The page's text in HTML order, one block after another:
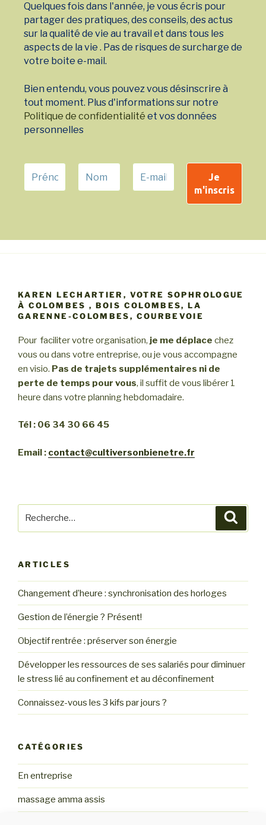
Quelques fois dans l'année, je vous écris pour
partager des pratiques, des conseils, des actus
sur la qualité de vie au travail et dans tous les
aspects de la vie . Pas de risques de surcharge de
votre boite e-mail.
Bien entendu, vous pouvez vous désinscrire à
tout moment. Plus d'informations sur notre
Politique de confidentialité et vos données
personnelles
KAREN LECHARTIER, VOTRE SOPHROLOGUE
À COLOMBES , BOIS COLOMBES, LA
GARENNE-COLOMBES, COURBEVOIE
Pour faciliter votre organisation, je me déplace chez
vous ou dans votre entreprise, ou je vous accompagne
en visio. Pas de trajets supplémentaires ni de
perte de temps pour vous, il suffit de vous libérer 1
heure dans votre planning hebdomadaire.
Tél : 06 34 30 66 45
Email : contact@cultiversonbienetre.fr
ARTICLES
Changement d’heure : synchronisation des horloges
Gestion de l’énergie ? Présent!
Objectif rentrée : préserver son énergie
Développer les ressources de ses salariés pour diminuer
le stress lié au confinement et au déconfinement
Connaissez-vous les 3 kifs par jours ?
CATÉGORIES
En entreprise
massage amma assis